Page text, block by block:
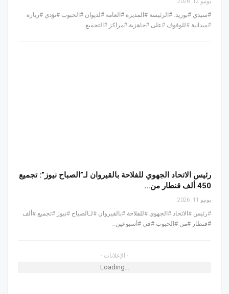
يونيو 12, 2026
#سيدي #بوزيد. #الرئيسة #المديرة #العامة #لديوان #الحبوب #تؤدي #زيارة
#ميدانية #للوقوف #على #جاهزية #مراكز #التجميع…
رئيس الاتحاد الجهوي للفلاحة بالقيروان لـ”الصباح نيوز”: تجميع
450 ألف قنطار من…
يونيو 11, 2026
#رئيس #الاتحاد #الجهوي #للفلاحة #بالقيروان #لـالصباح #نيوز #تجميع #ألف
#قنطار #من #الحبوب #في #أسبوعين…
- الإعلانات -
Loading...